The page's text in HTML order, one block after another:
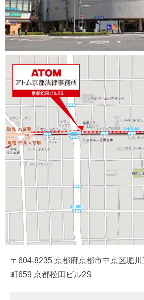
〒604-8235 京都府京都市中京区堀川
町659 京都松田ビル2S